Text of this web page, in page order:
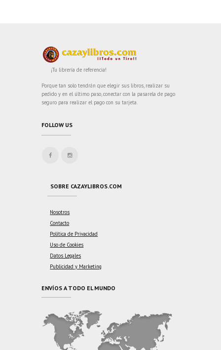
¡Tu librería de referencia!
Porque tan solo tendrán que elegir sus libros, realizar su
pedido y en el último paso, conectar con la pasarela de pago
seguro para realizar el pago con su tarjeta.
FOLLOW US
SOBRE CAZAYLIBROS.COM
Nosotros
Contacto
Política de Privacidad
Uso de Cookies
Datos Legales
Publicidad y Marketing
ENVÍOS A TODO EL MUNDO